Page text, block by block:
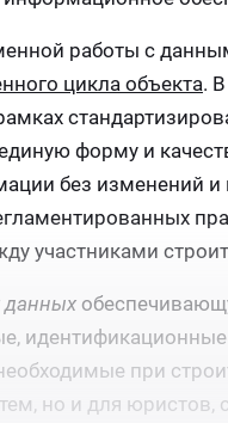
работы с
цикла объекта. В
форму и
без изменений
участниками
данных
при
но и для юристов,